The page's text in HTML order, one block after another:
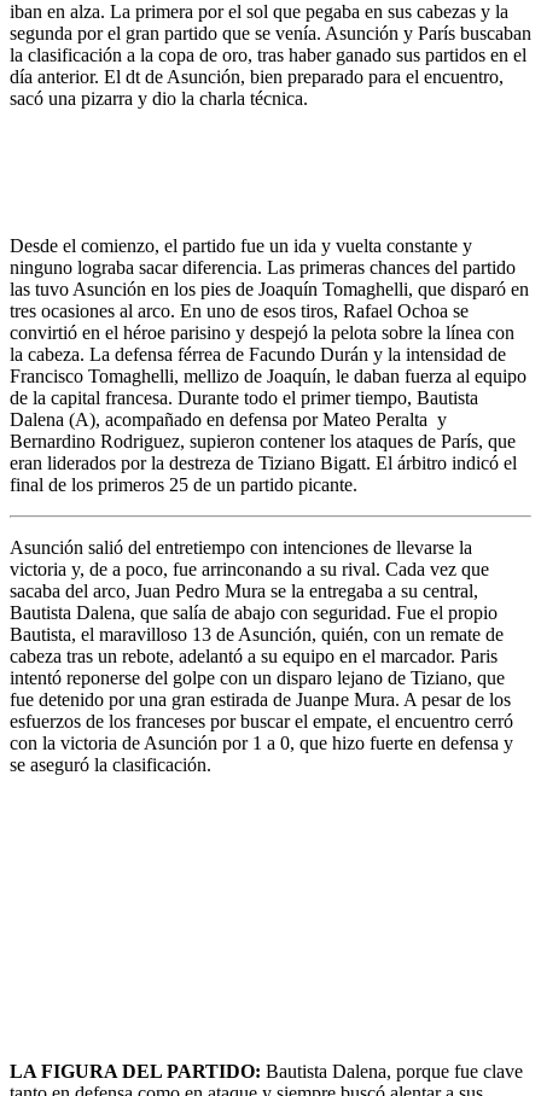
iban en alza. La primera por el sol que pegaba en sus cabezas y la
segunda por el gran partido que se venía. Asunción y París buscaban
la clasificación a la copa de oro, tras haber ganado sus partidos en el
día anterior. El dt de Asunción, bien preparado para el encuentro,
sacó una pizarra y dio la charla técnica.
Desde el comienzo, el partido fue un ida y vuelta constante y
ninguno lograba sacar diferencia. Las primeras chances del partido
las tuvo Asunción en los pies de Joaquín Tomaghelli, que disparó en
tres ocasiones al arco. En uno de esos tiros, Rafael Ochoa se
convirtió en el héroe parisino y despejó la pelota sobre la línea con
la cabeza. La defensa férrea de Facundo Durán y la intensidad de
Francisco Tomaghelli, mellizo de Joaquín, le daban fuerza al equipo
de la capital francesa. Durante todo el primer tiempo, Bautista
Dalena (A), acompañado en defensa por Mateo Peralta y
Bernardino Rodriguez, supieron contener los ataques de París, que
eran liderados por la destreza de Tiziano Bigatt. El árbitro indicó el
final de los primeros 25 de un partido picante.
Asunción salió del entretiempo con intenciones de llevarse la
victoria y, de a poco, fue arrinconando a su rival. Cada vez que
sacaba del arco, Juan Pedro Mura se la entregaba a su central,
Bautista Dalena, que salía de abajo con seguridad. Fue el propio
Bautista, el maravilloso 13 de Asunción, quién, con un remate de
cabeza tras un rebote, adelantó a su equipo en el marcador. Paris
intentó reponerse del golpe con un disparo lejano de Tiziano, que
fue detenido por una gran estirada de Juanpe Mura. A pesar de los
esfuerzos de los franceses por buscar el empate, el encuentro cerró
con la victoria de Asunción por 1 a 0, que hizo fuerte en defensa y
se aseguró la clasificación.
LA FIGURA DEL PARTIDO: Bautista Dalena, porque fue clave